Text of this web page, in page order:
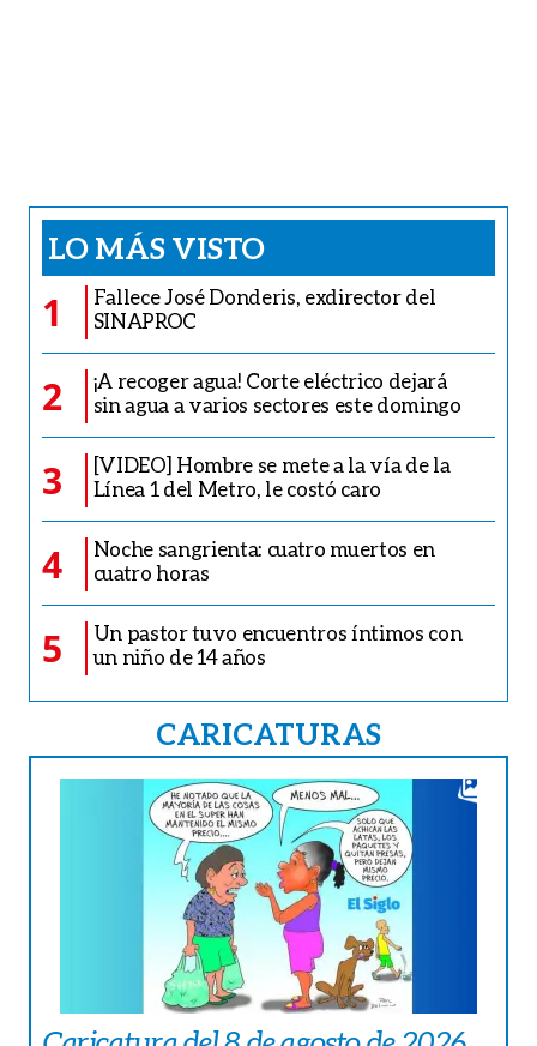
LO MÁS VISTO
1
Fallece José Donderis, exdirector del
SINAPROC
2
¡A recoger agua! Corte eléctrico dejará
sin agua a varios sectores este domingo
3
[VIDEO] Hombre se mete a la vía de la
Línea 1 del Metro, le costó caro
4
Noche sangrienta: cuatro muertos en
cuatro horas
5
Un pastor tuvo encuentros íntimos con
un niño de 14 años
CARICATURAS